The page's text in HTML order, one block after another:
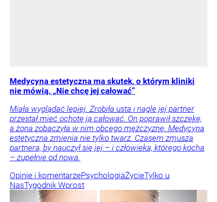
Medycyna estetyczna ma skutek, o którym kliniki
nie mówią. „Nie chcę jej całować”
Miała wyglądać lepiej. Zrobiła usta i nagle jej partner
przestał mieć ochotę ją całować. On poprawił szczękę,
a żona zobaczyła w nim obcego mężczyznę. Medycyna
estetyczna zmienia nie tylko twarz. Czasem zmusza
partnera, by nauczył się jej – i człowieka, którego kocha
– zupełnie od nowa.
Opinie i komentarzePsychologiaŻycieTylko u
NasTygodnik Wprost